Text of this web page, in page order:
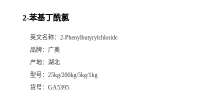
2-苯基丁酰氯
英文名称： 2-Phenylbutyrylchloride
品牌： 广奥
产地： 湖北
型号： 25kg/200kg/5kg/1kg
货号： GA5395